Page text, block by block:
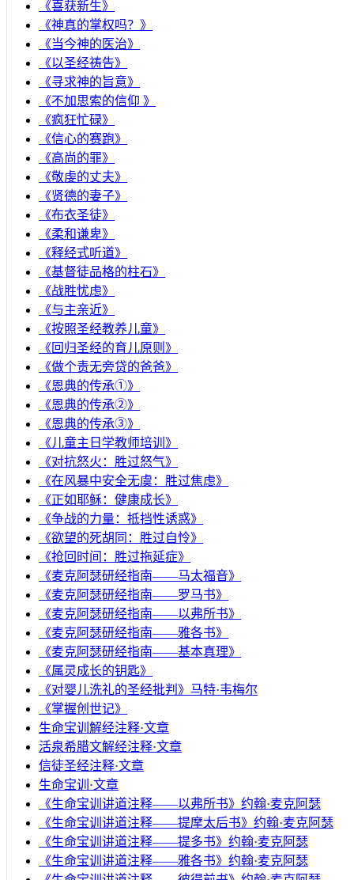
《喜获新生》
《神真的掌权吗？》
《当今神的医治》
《以圣经祷告》
《寻求神的旨意》
《不加思索的信仰 》
《疯狂忙碌》
《信心的赛跑》
《高尚的罪》
《敬虔的丈夫》
《贤德的妻子》
《布衣圣徒》
《柔和谦卑》
《释经式听道》
《基督徒品格的柱石》
《战胜忧虑》
《与主亲近》
《按照圣经教养儿童》
《回归圣经的育儿原则》
《做个责无旁贷的爸爸》
《恩典的传承①》
《恩典的传承②》
《恩典的传承③》
《儿童主日学教师培训》
《对抗怒火：胜过怒气》
《在风暴中安全无虞：胜过焦虑》
《正如耶稣：健康成长》
《争战的力量：抵挡性诱惑》
《欲望的死胡同：胜过自怜》
《抢回时间：胜过拖延症》
《麦克阿瑟研经指南——马太福音》
《麦克阿瑟研经指南——罗马书》
《麦克阿瑟研经指南——以弗所书》
《麦克阿瑟研经指南——雅各书》
《麦克阿瑟研经指南——基本真理》
《属灵成长的钥匙》
《对婴儿洗礼的圣经批判》马特·韦梅尔
《掌握创世记》
生命宝训解经注释·文章
活泉希腊文解经注释·文章
信徒圣经注释·文章
生命宝训·文章
《生命宝训讲道注释——以弗所书》约翰·麦克阿瑟
《生命宝训讲道注释——提摩太后书》约翰·麦克阿瑟
《生命宝训讲道注释——提多书》约翰·麦克阿瑟
《生命宝训讲道注释——雅各书》约翰·麦克阿瑟